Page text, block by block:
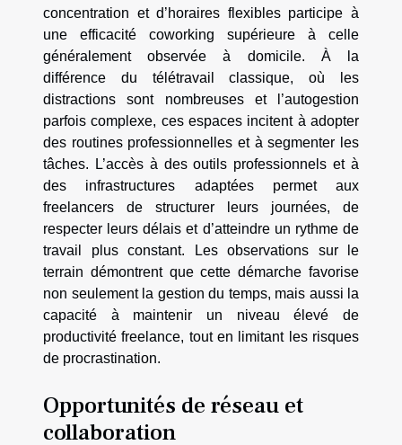
concentration et d’horaires flexibles participe à
une efficacité coworking supérieure à celle
généralement observée à domicile. À la
différence du télétravail classique, où les
distractions sont nombreuses et l’autogestion
parfois complexe, ces espaces incitent à adopter
des routines professionnelles et à segmenter les
tâches. L’accès à des outils professionnels et à
des infrastructures adaptées permet aux
freelancers de structurer leurs journées, de
respecter leurs délais et d’atteindre un rythme de
travail plus constant. Les observations sur le
terrain démontrent que cette démarche favorise
non seulement la gestion du temps, mais aussi la
capacité à maintenir un niveau élevé de
productivité freelance, tout en limitant les risques
de procrastination.
Opportunités de réseau et
collaboration